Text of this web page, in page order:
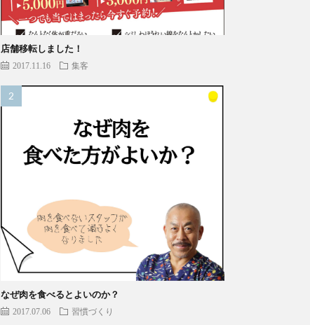
店舗移転しました！
2017.11.16 集客
なぜ肉を食べるとよいのか？
2017.07.06 習慣づくり